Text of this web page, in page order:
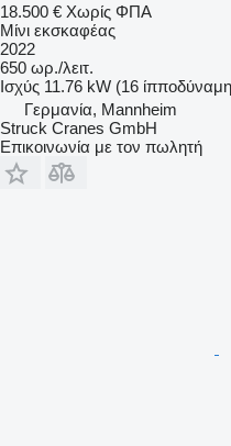
18.500 € Χωρίς ΦΠΑ
Μίνι εκσκαφέας
2022
650 ωρ./λειτ.
Ισχύς 11.76 kW (16
Γερμανία, Mannheim
Struck Cranes GmbH
Επικοινωνία με τον πωλητή